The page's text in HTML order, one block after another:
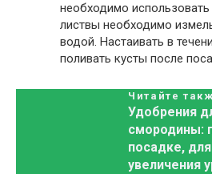
необходимо использовать
листвы необходимо
водой. Настаивать в
поливать кусты после
Читайте
Удобрения
смородины:
посадке, для
увеличения